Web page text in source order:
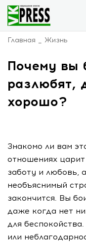
Главная Жизнь
Почему вы
разлюбят,
хорошо?
Знакомо ли вам
отношениях
заботу и любовь,
необъяснимый
закончится. Вы
даже когда нет
для
или